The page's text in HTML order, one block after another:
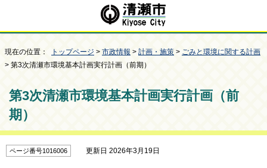
現在の位置： トップページ > 市政情報 > 計画・施策 > ごみと環境に関する計画
> 第3次清瀬市環境基本計画実行計画（前期）
第3次清瀬市環境基本計画実行計画（前
期）
ページ番号1016006 更新日 2026年3月19日